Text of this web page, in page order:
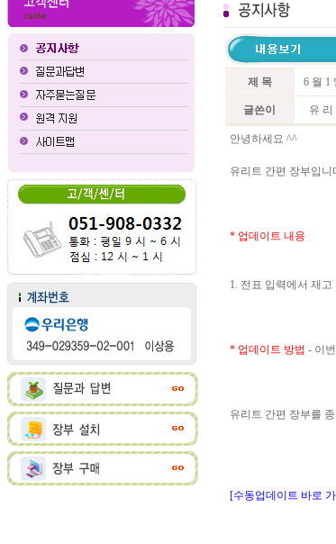
제 목 6 월 1
글쓴이 유 리
안녕하세요 ^^
유리트 간편 장부입니
* 업데이트 내용
1. 전표 입력에서 재
* 업데이트 방법 - 이
유리트 간편 장부를
[수동업데이트 바로